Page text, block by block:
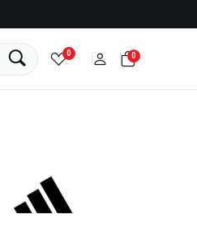
0 0